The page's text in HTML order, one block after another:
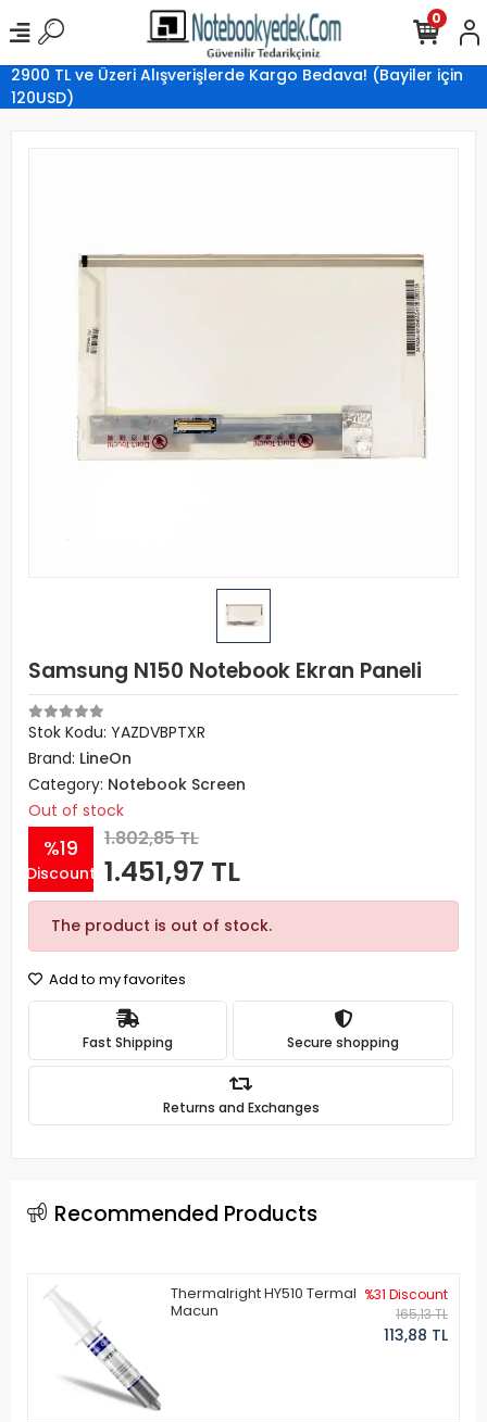
2900 TL ve Üzeri Alışverişlerde Kargo Bedava! (Bayiler için
120USD)
0
Samsung N150 Notebook Ekran Paneli
Stok Kodu: YAZDVBPTXR
Brand: LineOn
Category: Notebook Screen
Out of stock
%19
Discount
1.802,85 TL
1.451,97 TL
The product is out of stock.
Add to my favorites
Fast Shipping Secure shopping
Returns and Exchanges
Recommended Products
Thermalright HY510 Termal
Macun
%31 Discount
165,13 TL
113,88 TL